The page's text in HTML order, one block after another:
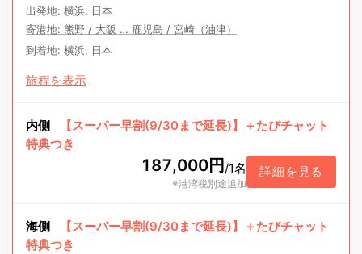
出発地: 横浜, 日本
寄港地: 熊野 / 大阪 … 鹿児島 / 宮崎（油津）
到着地: 横浜, 日本
旅程を表示
内側
【スーパー早割(9/30まで延長)】＋たびチャット
特典つき
187,000円/1名
※港湾税別途追加
詳細を見る
海側
【スーパー早割(9/30まで延長)】＋たびチャット
特典つき